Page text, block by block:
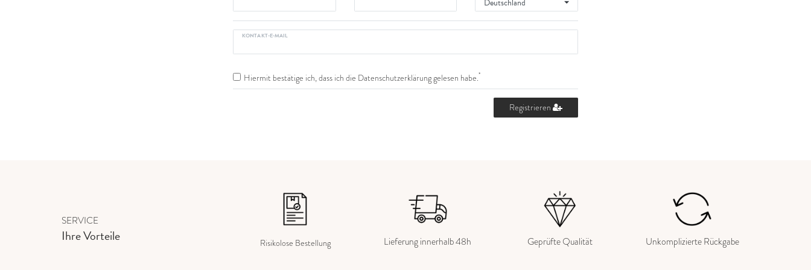
KONTAKT-E-MAIL
Hiermit bestätige ich, dass ich die Daten­schutz­erklärunggelesen habe.*
Registrieren
SERVICE
Ihre Vorteile Risikolose Bestellung Lieferung innerhalb 48h Geprüfte Qualität Unkomplizierte Rückgabe